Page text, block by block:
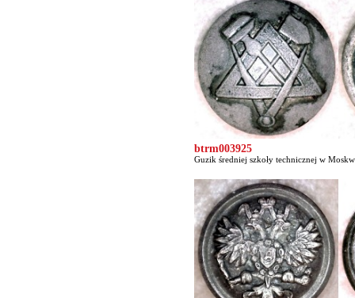
btrm003925
Guzik średniej szkoły technicznej w